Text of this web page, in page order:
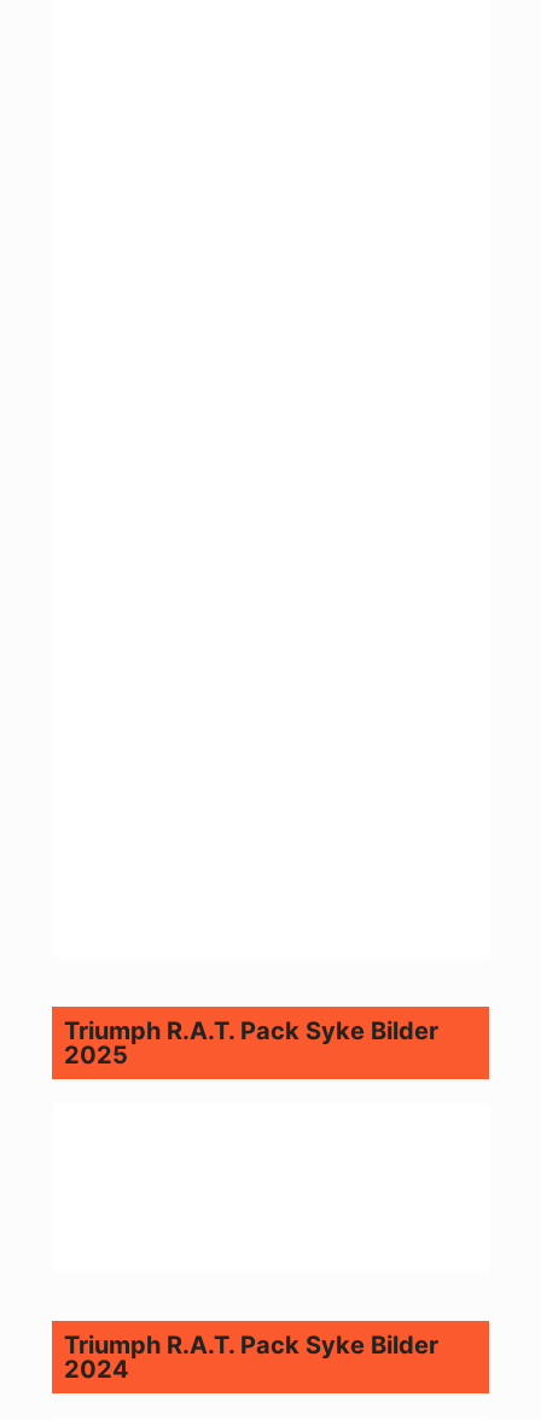
Triumph R.A.T. Pack Syke Bilder
2025
Triumph R.A.T. Pack Syke Bilder
2024